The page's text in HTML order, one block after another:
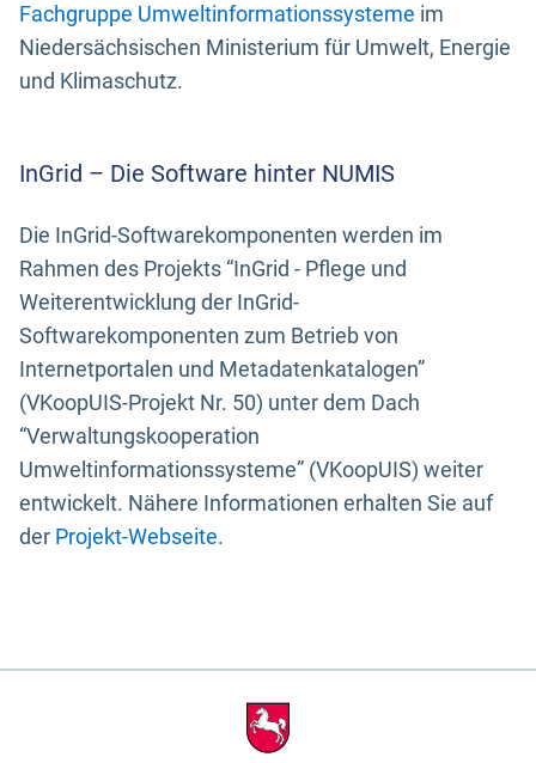
Fachgruppe Umweltinformationssysteme im
Niedersächsischen Ministerium für Umwelt, Energie
und Klimaschutz.
InGrid – Die Software hinter NUMIS
Die InGrid-Softwarekomponenten werden im
Rahmen des Projekts “InGrid - Pflege und
Weiterentwicklung der InGrid-
Softwarekomponenten zum Betrieb von
Internetportalen und Metadatenkatalogen”
(VKoopUIS-Projekt Nr. 50) unter dem Dach
“Verwaltungskooperation
Umweltinformationssysteme” (VKoopUIS) weiter
entwickelt. Nähere Informationen erhalten Sie auf
der Projekt-Webseite.